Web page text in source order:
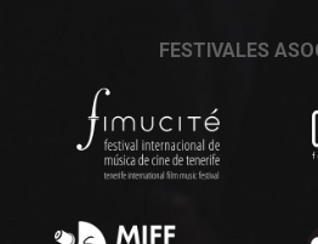
FESTIVALES